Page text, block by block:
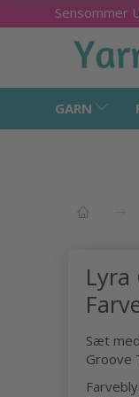
Sensommer
GARN
Lyra
Sæt
Groove